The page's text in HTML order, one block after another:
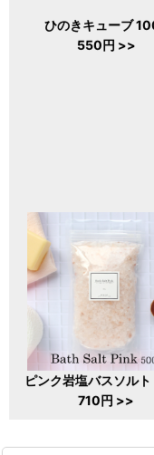
ひのきキューブ
550円 >>
ピンク岩塩バスソル
710円 >>